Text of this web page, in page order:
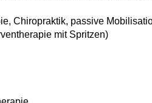
Chiropraktik, passive
mit Spritzen)